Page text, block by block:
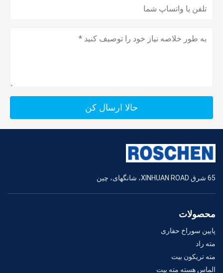
حالا ارسال کن
65 شرق XINHUAN ROAD، شانگهای، چین
محصولات
پایین سوراخ حفاری
مته راد
مته تریکون بیت
الماس هسته مته بیت